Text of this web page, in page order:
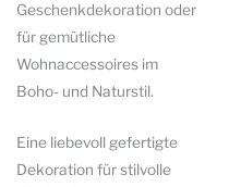
Geschenkdekoration oder
für gemütliche
Wohnaccessoires im
Boho- und Naturstil.
Eine liebevoll gefertigte
Dekoration für stilvolle